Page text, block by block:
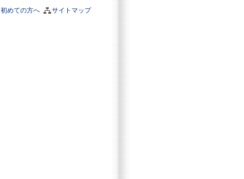
サイトマップ
初めての方へ